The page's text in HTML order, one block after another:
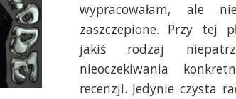
wypracowałam, ale
zaszczepione. Przy tej
jakiś rodzaj
nieoczekiwania
recenzji. Jedynie czysta